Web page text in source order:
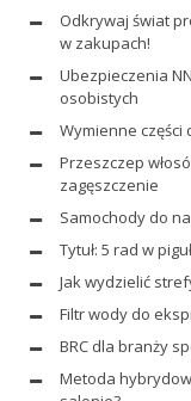
Odkrywaj świat
w zakupach!
Ubezpieczenia
osobistych
Wymienne części
Przeszczep
zagęszczenie
Samochody do
Tytuł: 5 rad w
Jak wydzielić
Filtr wody do
BRC dla branży
Metoda